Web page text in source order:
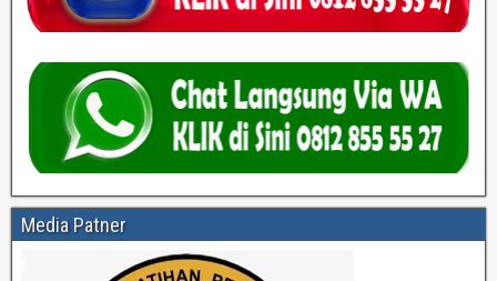
Media Patner